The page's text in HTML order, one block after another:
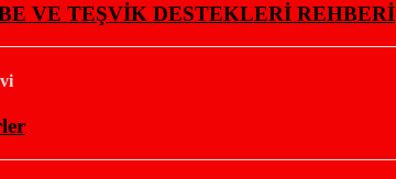
VE TEŞVİK DESTEKLERİ REHBERİ